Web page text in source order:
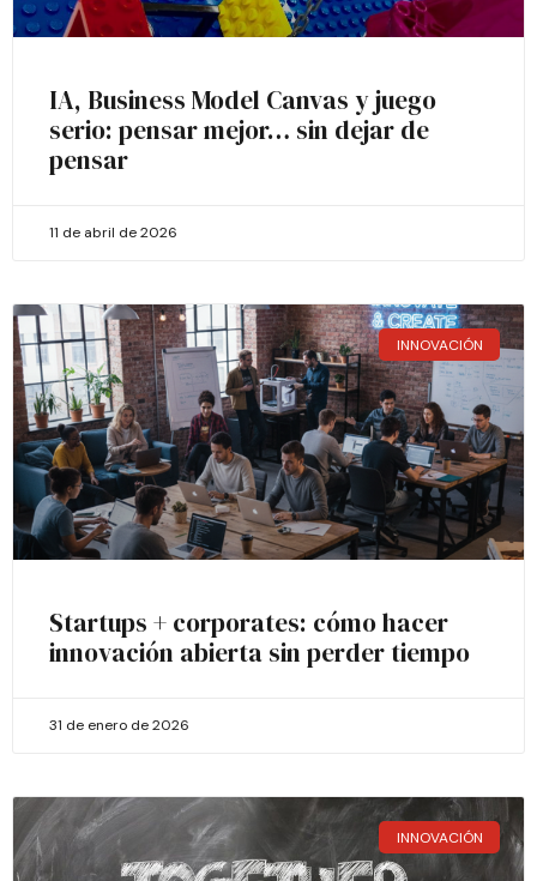
IA, Business Model Canvas y juego
serio: pensar mejor… sin dejar de
pensar
11 de abril de 2026
INNOVACIÓN
Startups + corporates: cómo hacer
innovación abierta sin perder tiempo
31 de enero de 2026
INNOVACIÓN